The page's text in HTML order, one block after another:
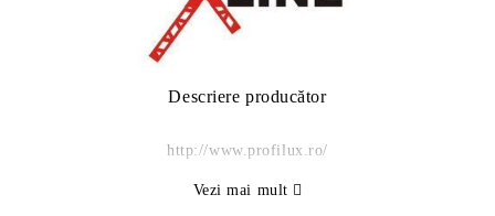
Descriere producător
http://www.profilux.ro/
Vezi mai mult